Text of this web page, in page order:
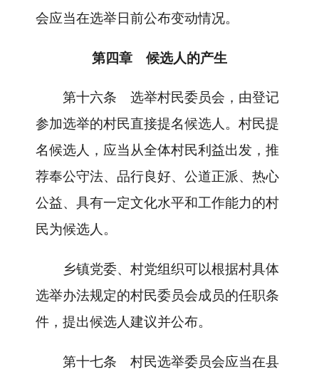
会应当在选举日前公布变动情况。
第四章 候选人的产生
第十六条 选举村民委员会，由登记
参加选举的村民直接提名候选人。村民提
名候选人，应当从全体村民利益出发，推
荐奉公守法、品行良好、公道正派、热心
公益、具有一定文化水平和工作能力的村
民为候选人。
乡镇党委、村党组织可以根据村具体
选举办法规定的村民委员会成员的任职条
件，提出候选人建议并公布。
第十七条 村民选举委员会应当在县